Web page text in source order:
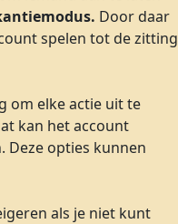
Door daar
spelen tot de zitting
om elke actie uit te
kan het account
Deze opties kunnen
als je niet kunt